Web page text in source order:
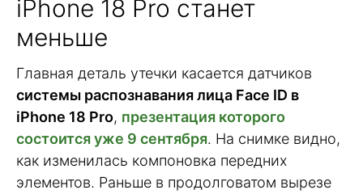
iPhone 18 Pro станет
меньше
Главная деталь утечки касается датчиков
системы распознавания лица Face ID в
iPhone 18 Pro, презентация которого
состоится уже 9 сентября. На снимке видно,
как изменилась компоновка передних
элементов. Раньше в продолговатом вырезе